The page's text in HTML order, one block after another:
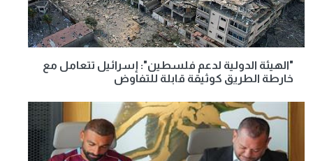
"الهيئة الدولية لدعم فلسطين": إسرائيل تتعامل مع
خارطة الطريق كوثيقة قابلة للتفاوض